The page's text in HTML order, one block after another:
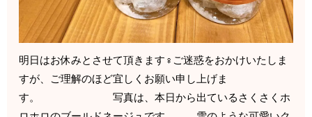
明日はお休みとさせて頂きます‍♀️ご迷惑をおかけいたしま
すが、ご理解のほど宜しくお願い申し上げま
す。 写真は、本日から出ているさくさくホ